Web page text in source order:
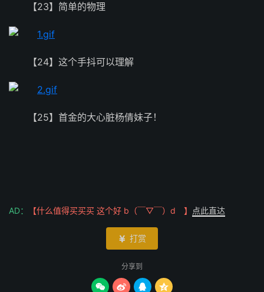
【23】简单的物理
【24】这个手抖可以理解
【25】首金的大心脏杨倩妹子！
AD： 【什么值得买买买 这个好 b（￣▽￣）d 】 点此直达
 打赏
分享到
   